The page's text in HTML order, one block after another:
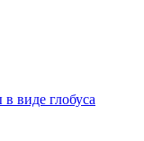
виде глобуса